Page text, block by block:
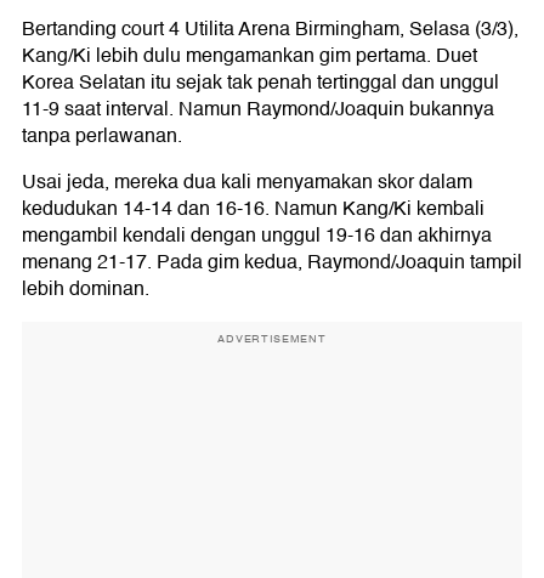
Bertanding court 4 Utilita Arena Birmingham, Selasa (3/3),
Kang/Ki lebih dulu mengamankan gim pertama. Duet
Korea Selatan itu sejak tak penah tertinggal dan unggul
11-9 saat interval. Namun Raymond/Joaquin bukannya
tanpa perlawanan.
Usai jeda, mereka dua kali menyamakan skor dalam
kedudukan 14-14 dan 16-16. Namun Kang/Ki kembali
mengambil kendali dengan unggul 19-16 dan akhirnya
menang 21-17. Pada gim kedua, Raymond/Joaquin tampil
lebih dominan.
ADVERTISEMENT